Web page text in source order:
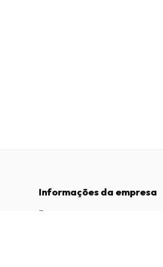
Informações da empresa
Empresa